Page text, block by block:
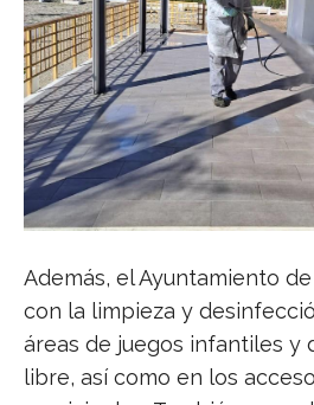
Además, el Ayuntamiento
con la limpieza y
áreas de juegos infantiles y
libre, así como en los